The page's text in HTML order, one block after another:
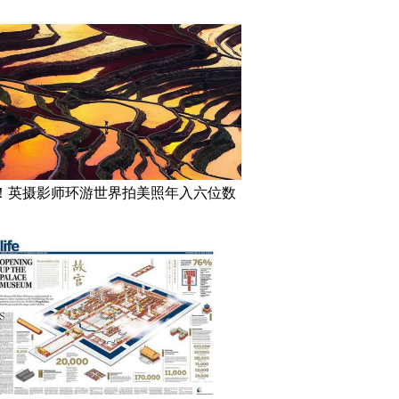
英摄影师环游世界拍美照年入六位数